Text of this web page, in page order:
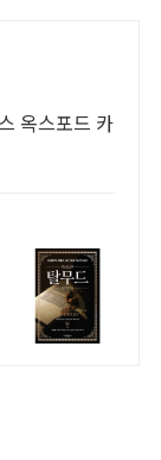
옥스포드 카